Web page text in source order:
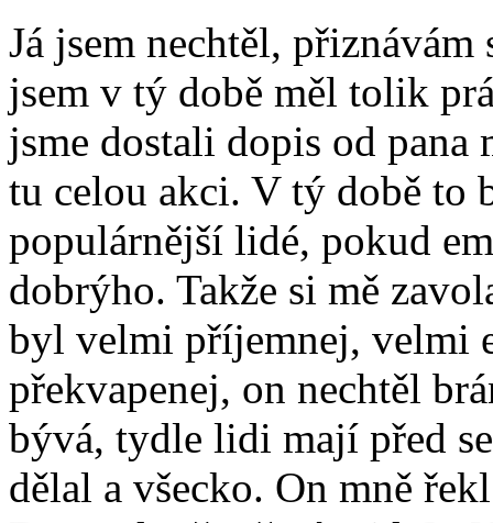
Já jsem nechtěl, přiznávám
jsem v tý době měl tolik
jsme dostali dopis od
tu celou akci. V tý době to
populárnější lidé, pokud
dobrýho. Takže si mě
byl velmi příjemnej, velmi
překvapenej, on nechtěl
bývá, tydle lidi mají před
dělal a všecko. On mně